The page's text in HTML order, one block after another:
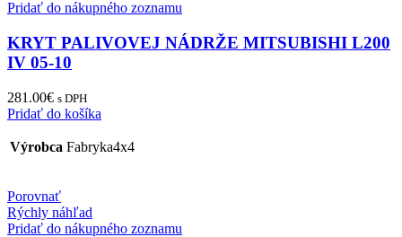
Pridať do nákupného zoznamu
KRYT PALIVOVEJ NÁDRŽE MITSUBISHI L200
IV 05-10
281.00€ s DPH
Pridať do košíka
Výrobca Fabryka4x4
Porovnať
Rýchly náhľad
Pridať do nákupného zoznamu